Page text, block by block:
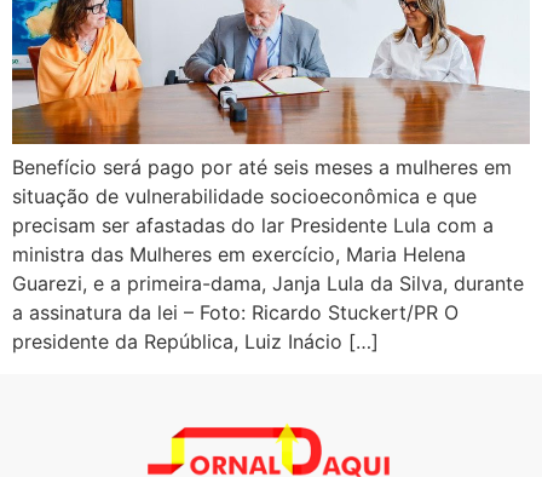
Benefício será pago por até seis meses a mulheres em
situação de vulnerabilidade socioeconômica e que
precisam ser afastadas do lar Presidente Lula com a
ministra das Mulheres em exercício, Maria Helena
Guarezi, e a primeira-dama, Janja Lula da Silva, durante
a assinatura da lei – Foto: Ricardo Stuckert/PR O
presidente da República, Luiz Inácio […]